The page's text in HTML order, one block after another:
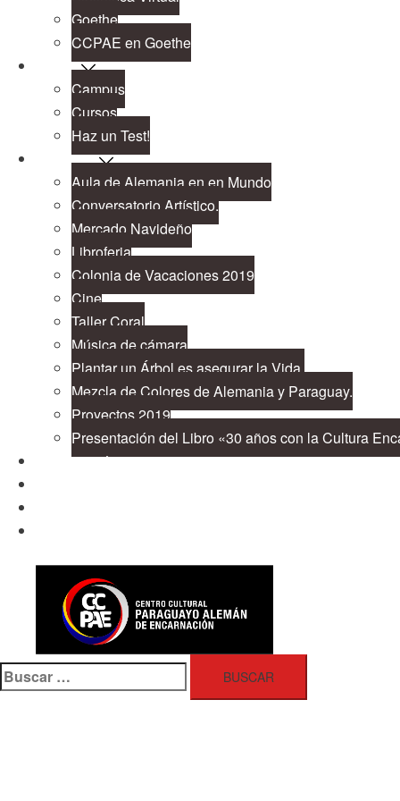
Goethe
CCPAE en Goethe
Cursos
Campus
Cursos
Haz un Test!
Proyectos
Aula de Alemania en en Mundo
Conversatorio Artístico.
Mercado Navideño
Libroferia
Colonia de Vacaciones 2019
Cine
Taller Coral
Música de cámara
Plantar un Árbol es asegurar la Vida.
Mezcla de Colores de Alemania y Paraguay.
Proyectos 2019
Presentación del Libro «30 años con la Cultura
Cooperación
Buscar: